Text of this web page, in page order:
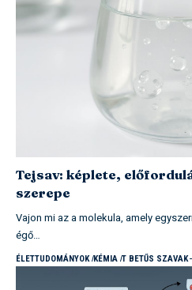
Tejsav: képlete,
szerepe
Vajon mi az a molekula, amely
égő…
ÉLETTUDOMÁNYOK KÉMIA T BETŰS SZAVAK